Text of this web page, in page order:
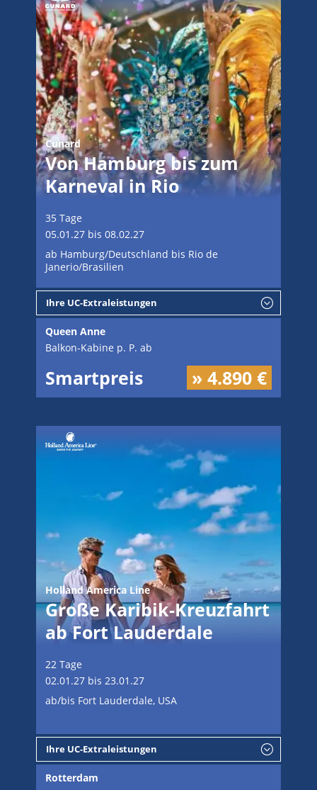
Cunard
Von Hamburg bis zum
Karneval in Rio
35 Tage
05.01.27 bis 08.02.27
ab Hamburg/Deutschland bis Rio de
Janerio/Brasilien
Ihre UC-Extraleistungen
Queen Anne
Balkon-Kabine p. P. ab
Smartpreis » 4.890 €
Holland America Line
Große Karibik-Kreuzfahrt
ab Fort Lauderdale
22 Tage
02.01.27 bis 23.01.27
ab/bis Fort Lauderdale, USA
Ihre UC-Extraleistungen
Rotterdam